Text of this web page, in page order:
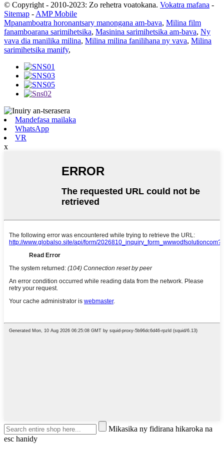
© Copyright - 2010-2023: Zo rehetra voatokana. Vokatra mafana -
Sitemap - AMP Mobile
Mpanamboatra horonantsary manongana am-bava, Milina film
fanamboarana sarimihetsika, Masinina sarimihetsika am-bava, Ny
vava dia manilika milina, Milina milina fanilihana ny vava, Milina
sarimihetsika manify,
Mandefasa mailaka
WhatsApp
VR
x
Mikasika ny fidirana hikaroka na
esc hanidy